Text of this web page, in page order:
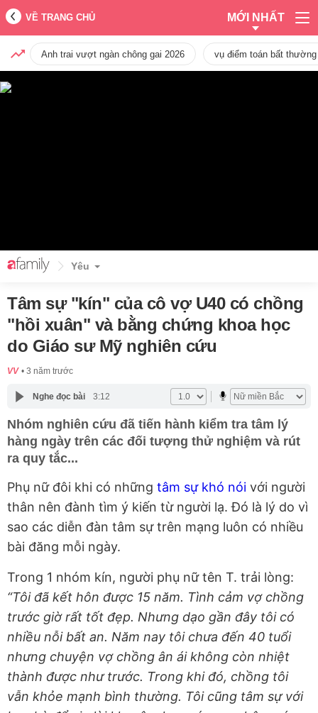
VỀ TRANG CHỦ MỚI NHẤT
Anh trai vượt ngàn chông gai 2026 vụ điểm toán bất
Yêu
Tâm sự "kín" của cô vợ U40 có chồng
"hồi xuân" và bằng chứng khoa học
do Giáo sư Mỹ nghiên cứu
VV 3 năm trước
Nghe đọc bài 3:12
Nhóm nghiên cứu đã tiến hành kiểm tra tâm lý
hàng ngày trên các đối tượng thử nghiệm và rút
ra quy tắc...
Phụ nữ đôi khi có những tâm sự khó nói với người
thân nên đành tìm ý kiến từ người lạ. Đó là lý do vì
sao các diễn đàn tâm sự trên mạng luôn có nhiều
bài đăng mỗi ngày.
Trong 1 nhóm kín, người phụ nữ tên T. trải lòng:
“Tôi đã kết hôn được 15 năm. Tình cảm vợ chồng
trước giờ rất tốt đẹp. Nhưng dạo gần đây tôi có
nhiều nỗi bất an. Năm nay tôi chưa đến 40 tuổi
nhưng chuyện vợ chồng ân ái không còn nhiệt
thành được như trước. Trong khi đó, chồng tôi
vẫn khỏe mạnh bình thường. Tôi cũng tâm sự với